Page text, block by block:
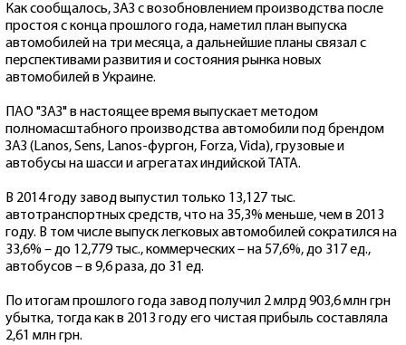
Как сообщалось, ЗАЗ с возобновлением производства после
простоя с конца прошлого года, наметил план выпуска
автомобилей на три месяца, а дальнейшие планы связал с
перспективами развития и состояния рынка новых
автомобилей в Украине.
ПАО "ЗАЗ" в настоящее время выпускает методом
полномасштабного производства автомобили под брендом
ЗАЗ (Lanos, Sens, Lanos-фургон, Forzа, Vida), грузовые и
автобусы на шасси и агрегатах индийской ТАТА.
В 2014 году завод выпустил только 13,127 тыс.
автотранспортных средств, что на 35,3% меньше, чем в 2013
году. В том числе выпуск легковых автомобилей сократился на
33,6% – до 12,779 тыс., коммерческих – на 57,6%, до 317 ед.,
автобусов – в 9,6 раза, до 31 ед.
По итогам прошлого года завод получил 2 млрд 903,6 млн грн
убытка, тогда как в 2013 году его чистая прибыль составляла
2,61 млн грн.